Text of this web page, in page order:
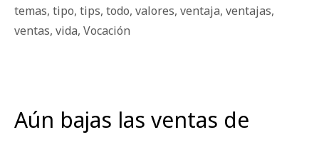
temas, tipo, tips, todo, valores, ventaja, ventajas,
ventas, vida, Vocación
Aún bajas las ventas de